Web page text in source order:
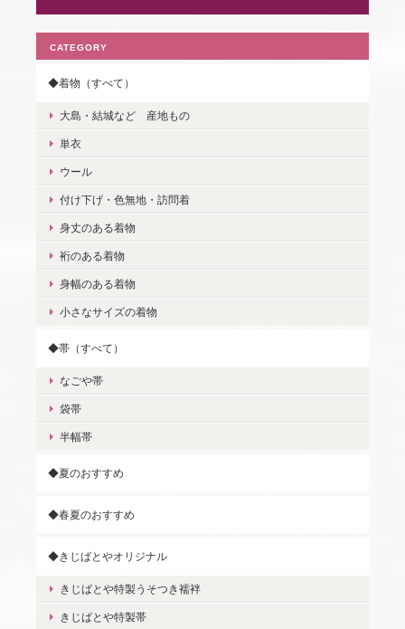
CATEGORY
◆着物（すべて）
大島・結城など 産地もの
単衣
ウール
付け下げ・色無地・訪問着
身丈のある着物
裄のある着物
身幅のある着物
小さなサイズの着物
◆帯（すべて）
なごや帯
袋帯
半幅帯
◆夏のおすすめ
◆春夏のおすすめ
◆きじばとやオリジナル
きじばとや特製うそつき襦袢
きじばとや特製帯